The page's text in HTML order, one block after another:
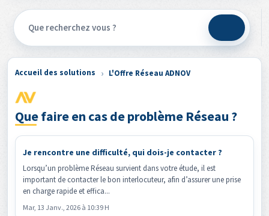
Accueil des solutions L'Offre Réseau ADNOV
Que faire en cas de problème Réseau ?
Je rencontre une difficulté, qui dois-je contacter ?
Lorsqu’un problème Réseau survient dans votre étude, il est
important de contacter le bon interlocuteur, afin d’assurer une prise
en charge rapide et effica...
Mar, 13 Janv., 2026 à 10:39 H